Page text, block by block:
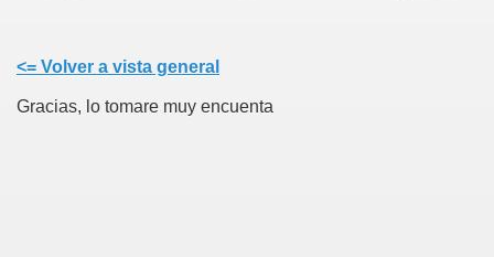
<= Volver a vista general
Gracias, lo tomare muy encuenta